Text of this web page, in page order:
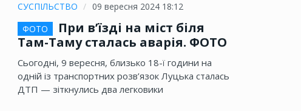
СУСПІЛЬСТВО
09 вересня 2024 18:12
ФОТО
При в’їзді на міст біля
Там-Таму сталась аварія. ФОТО
Сьогодні, 9 вересня, близько 18-ї години на
одній із транспортних розв’язок Луцька сталась
ДТП — зіткнулись два легковики